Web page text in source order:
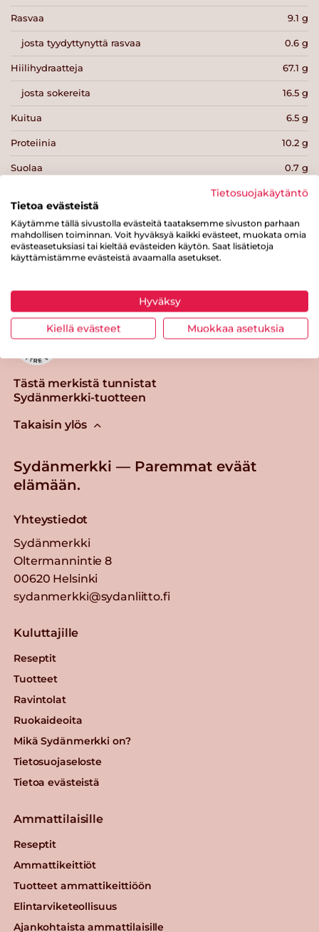
Rasvaa 9.1 g
josta tyydyttynyttä rasvaa 0.6 g
Hiilihydraatteja 67.1 g
josta sokereita 16.5 g
Kuitua 6.5 g
Proteiinia 10.2 g
Suolaa 0.7 g
Tulosta sivu Jaa tuote
Tästä merkistä tunnistat
Sydänmerkki-tuotteen
Takaisin ylös
Sydänmerkki — Paremmat eväät
elämään.
Yhteystiedot
Sydänmerkki
Oltermannintie 8
00620 Helsinki
sydanmerkki@sydanliitto.fi
Kuluttajille
Reseptit
Tuotteet
Ravintolat
Ruokaideoita
Mikä Sydänmerkki on?
Tietosuojaseloste
Tietoa evästeistä
Ammattilaisille
Reseptit
Ammattikeittiöt
Tuotteet ammattikeittiöön
Elintarviketeollisuus
Ajankohtaista ammattilaisille
Tietosuojakäytäntö
Tietoa evästeistä
Käytämme tällä sivustolla evästeitä taataksemme sivuston parhaan
mahdollisen toiminnan. Voit hyväksyä kaikki evästeet, muokata omia
evästeasetuksiasi tai kieltää evästeiden käytön. Saat lisätietoja
käyttämistämme evästeistä avaamalla asetukset.
Hyväksy
Kiellä evästeet Muokkaa asetuksia